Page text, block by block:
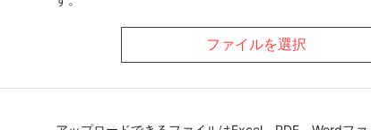
ファイルを選択